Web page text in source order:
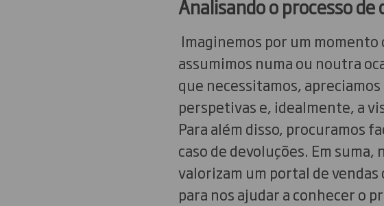
Analisando o processo
Imaginemos por um momento
assumimos numa ou noutra
que necessitamos,
perspetivas e, idealmente, a
Para além disso, procuramos
caso de devoluções. Em
valorizam um portal de
para nos ajudar a conhecer o